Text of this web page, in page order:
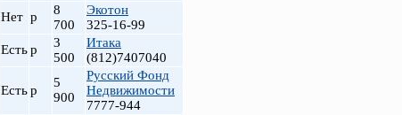
Нет р
8
700
Экотон
325-16-99
Естьр
3
500
Итака
(812)7407040
Естьр
5
900
Русский Фонд
Недвижимости
7777-944